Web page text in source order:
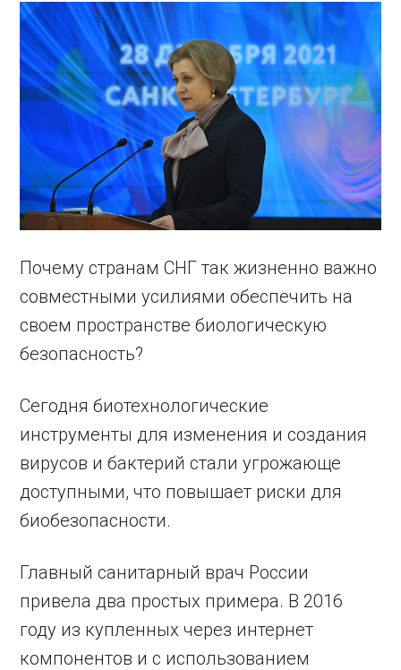
Почему странам СНГ так жизненно важно
совместными усилиями обеспечить на
своем пространстве биологическую
безопасность?
Сегодня биотехнологические
инструменты для изменения и создания
вирусов и бактерий стали угрожающе
доступными, что повышает риски для
биобезопасности.
Главный санитарный врач России
привела два простых примера. В 2016
году из купленных через интернет
компонентов и с использованием